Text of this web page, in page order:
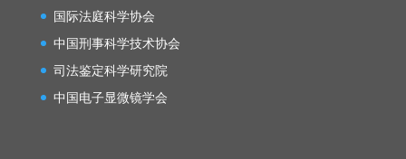
国际法庭科学协会
中国刑事科学技术协会
司法鉴定科学研究院
中国电子显微镜学会